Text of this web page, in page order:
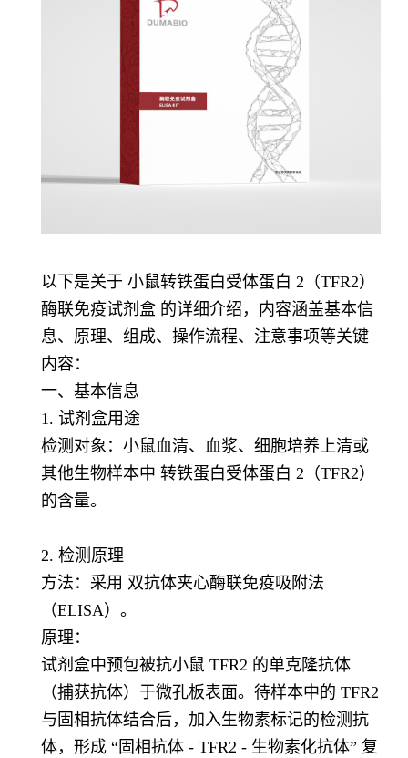
以下是关于 小鼠转铁蛋白受体蛋白 2（TFR2）
酶联免疫试剂盒 的详细介绍，内容涵盖基本信
息、原理、组成、操作流程、注意事项等关键
内容：
一、基本信息
1. 试剂盒用途
检测对象：小鼠血清、血浆、细胞培养上清或
其他生物样本中 转铁蛋白受体蛋白 2（TFR2）
的含量。
2. 检测原理
方法：采用 双抗体夹心酶联免疫吸附法
（ELISA）。
原理：
试剂盒中预包被抗小鼠 TFR2 的单克隆抗体
（捕获抗体）于微孔板表面。待样本中的 TFR2
与固相抗体结合后，加入生物素标记的检测抗
体，形成 “固相抗体 - TFR2 - 生物素化抗体” 复